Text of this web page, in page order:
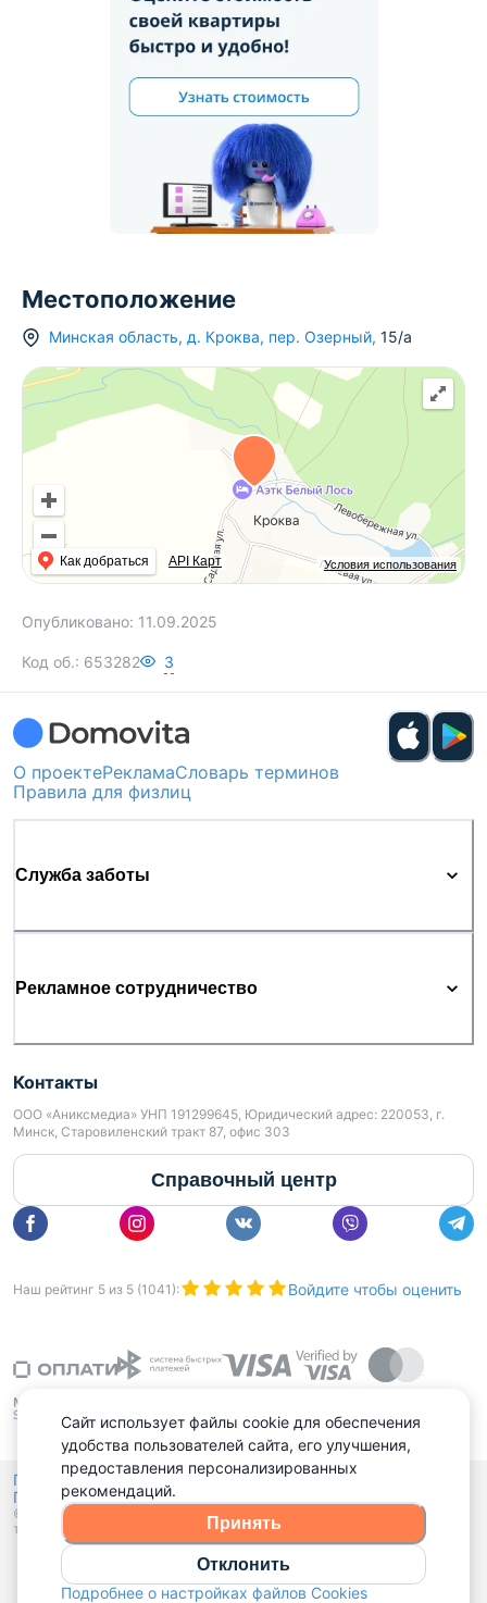
Местоположение
Минская область, д. Кроква, пер. Озерный, 15/а
Условия использования
Как добраться API Карт
Опубликовано: 11.09.2025
Код об.: 653282 3
О проектеРекламаСловарь терминов
Правила для физлиц
Служба заботы
Рекламное сотрудничество
Контакты
ООО «Аниксмедиа» УНП 191299645, Юридический адрес: 220053, г.
Минск, Старовиленский тракт 87, офис 303
Справочный центр
Наш рейтинг 5 из 5 (1041 ): Войдите чтобы оценить
Политика конфиденциальности,
Политика обработки файлов куки
© 2015 - 2026, Domovita.by. Копирование материалов допускается
только при наличии активной ссылки.
Сайт использует файлы cookie для обеспечения
удобства пользователей сайта, его улучшения,
предоставления персонализированных
рекомендаций.
Принять
Отклонить
Подробнее о настройках файлов Cookies